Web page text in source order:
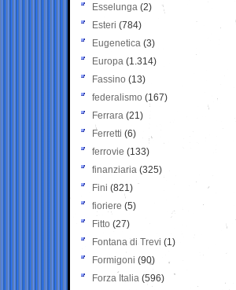
Esselunga (2)
Esteri (784)
Eugenetica (3)
Europa (1.314)
Fassino (13)
federalismo (167)
Ferrara (21)
Ferretti (6)
ferrovie (133)
finanziaria (325)
Fini (821)
fioriere (5)
Fitto (27)
Fontana di Trevi (1)
Formigoni (90)
Forza Italia (596)